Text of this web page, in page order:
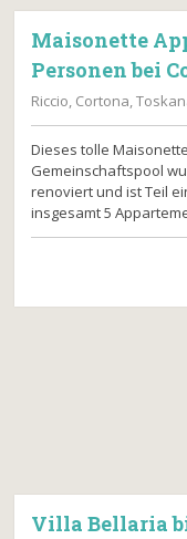
Maisonette
Personen bei
Riccio, Cortona,
Dieses tolle
Gemeinschaftspool
renoviert und ist Teil
insgesamt 5
Villa Bellaria